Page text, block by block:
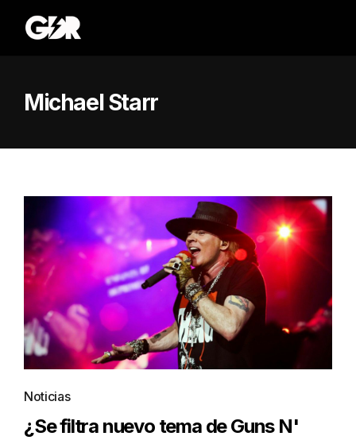
Michael Starr
Noticias
¿Se filtra nuevo tema de Guns N'